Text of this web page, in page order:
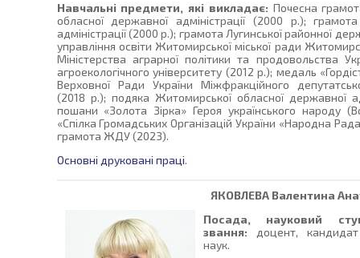
Навчальні предмети, які викладає: Почесна
обласної державної адміністрації (2000 р.);
адміністрації (2000 р.); грамота Лугинської районної
управління освіти Житомирської міської ради
Міністерства аграрної політики та продовольства
агроекологічного університету (2012 р.); медаль
Верховної Ради України Міжфракційного
(2018 р.); подяка Житомирської обласної державної
пошани «Золота Зірка» Героя українського народу
«Спілка Громадських Організацій України «Народна
грамота ЖДУ (2023).
Основні друковані праці.
ЯКОВЛЕВА Валентина
Посада, науковий
звання: доцент, кандидат
наук.